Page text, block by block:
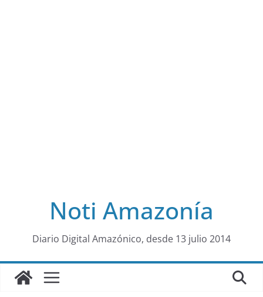
al
Noti Amazonía
Diario Digital Amazónico, desde 13 julio 2014